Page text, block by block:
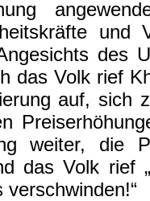
und
des
das Volk rief
auf, sich
weiter, die
das Volk rief